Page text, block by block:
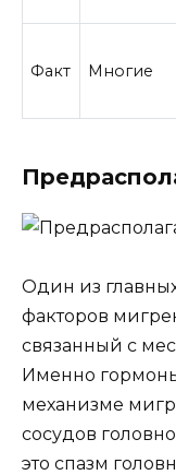
Факт Многие
Один из
факторов
связанный с
Именно
механизме
сосудов
это спазм